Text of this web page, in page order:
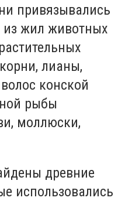
привязывались
из жил животных
лианы,
конской
рыбы
моллюски,
древние
использовались